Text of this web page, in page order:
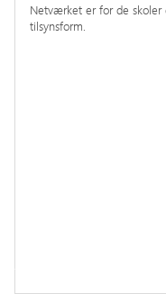
Netværket er for de skoler
tilsynsform.